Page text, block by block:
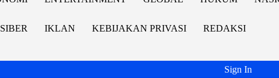
IKLAN KEBIJAKAN PRIVASI REDAKSI
Sign In